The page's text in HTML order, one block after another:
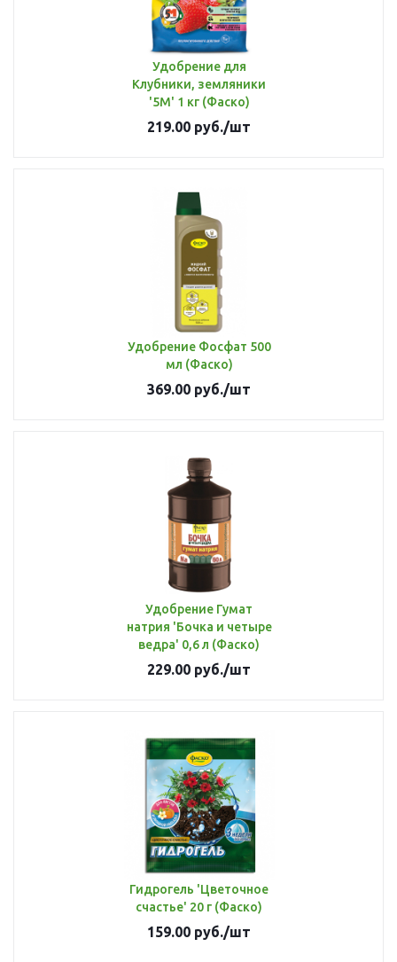
Удобрение для
Клубники, земляники
'5М' 1 кг (Фаско)
219.00 руб./шт
Удобрение Фосфат 500
мл (Фаско)
369.00 руб./шт
Удобрение Гумат
натрия 'Бочка и четыре
ведра' 0,6 л (Фаско)
229.00 руб./шт
Гидрогель 'Цветочное
счастье' 20 г (Фаско)
159.00 руб./шт